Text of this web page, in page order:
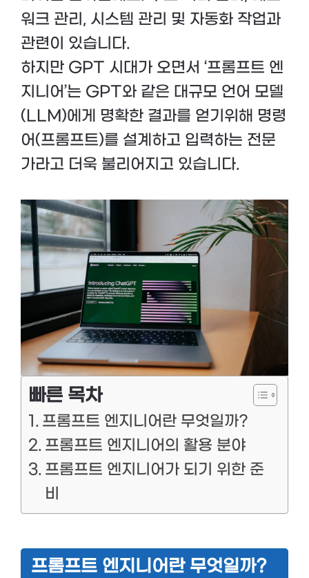
워크 관리, 시스템 관리 및 자동화 작업과
관련이 있습니다.
하지만 GPT 시대가 오면서 ‘프롬프트 엔
지니어’는 GPT와 같은 대규모 언어 모델
(LLM)에게 명확한 결과를 얻기위해 명령
어(프롬프트)를 설계하고 입력하는 전문
가라고 더욱 불리어지고 있습니다.
빠른 목차
프롬프트 엔지니어란 무엇일까?
프롬프트 엔지니어의 활용 분야
프롬프트 엔지니어가 되기 위한 준
비
프롬프트 엔지니어란 무엇일까?